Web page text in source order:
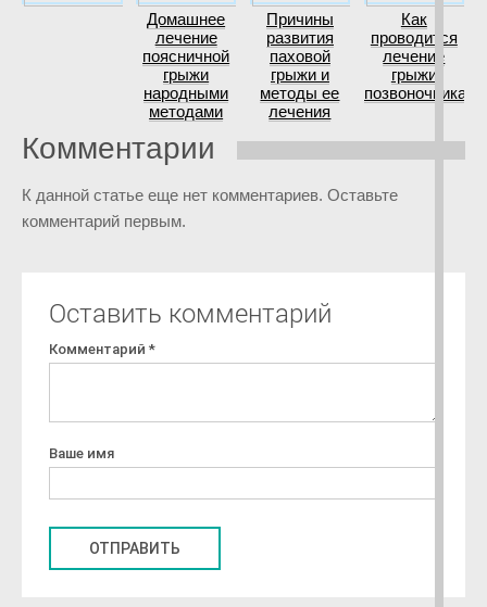
Домашнее
лечение
поясничной
грыжи
народными
методами
Причины
развития
паховой
грыжи и
методы ее
лечения
Как
проводится
лечение
грыжи
позвоночника?
Комментарии
К данной статье еще нет комментариев. Оставьте
комментарий первым.
Оставить комментарий
Комментарий *
Ваше имя